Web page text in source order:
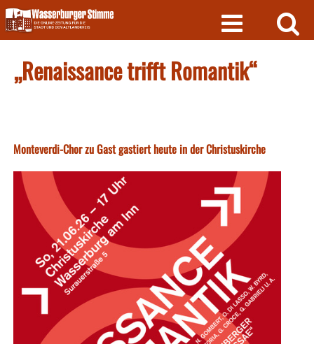
Skip
to
content
„Renaissance trifft Romantik“
Monteverdi-Chor zu Gast gastiert heute in der Christuskirche